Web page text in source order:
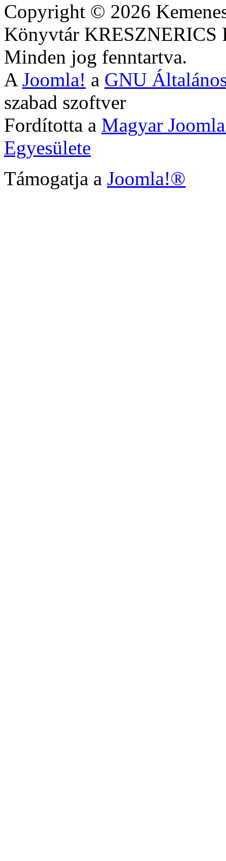
Copyright © 2026
Könyvtár
Minden jog fenntartva.
A Joomla! a GNU
szabad szoftver
Fordította a Magyar
Egyesülete
Támogatja a Joomla!®